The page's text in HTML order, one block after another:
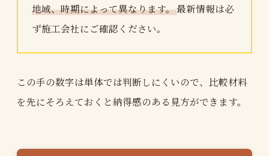
地域、時期によって異なります。最新情報は必
ず施工会社にご確認ください。
この手の数字は単体では判断しにくいので、比較材料
を先にそろえておくと納得感のある見方ができます。